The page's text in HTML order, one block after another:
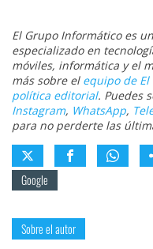
El Grupo Informático es
especializado en
móviles, informática y el
más sobre el equipo de
política editorial. Puedes
Instagram, WhatsApp,
para no perderte las
Google
Sobre el autor